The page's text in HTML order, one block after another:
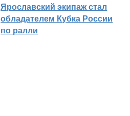
Ярославский экипаж стал
обладателем Кубка России
по ралли